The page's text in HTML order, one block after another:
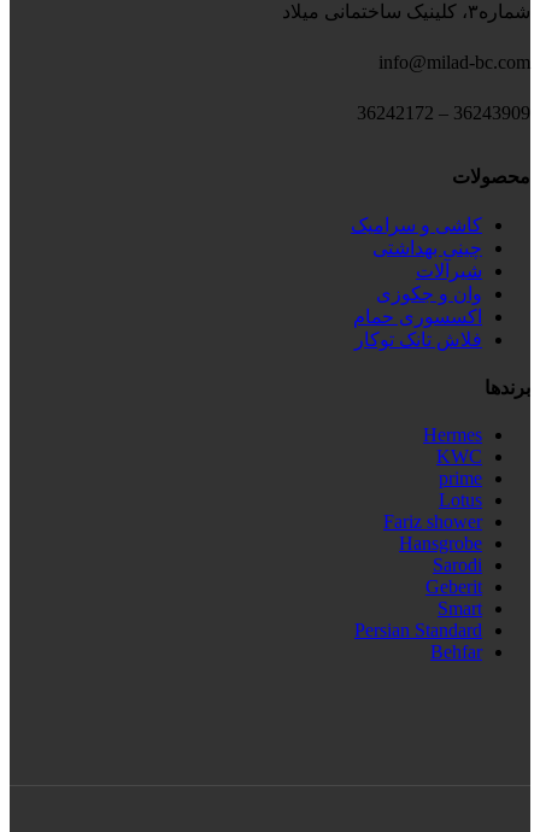
شماره۳، کلینیک ساختمانی میلاد
info@milad-bc.com
36243909 – 36242172
محصولات
کاشی و سرامیک
چینی بهداشتی
شیرآلات
وان و جکوزی
اکسسوری حمام
فلاش تانک توکار
برندها
Hermes
KWC
prime
Lotus
Fariz shower
Hansgrobe
Sarodi
Geberit
Smart
Persian Standard
Behfar